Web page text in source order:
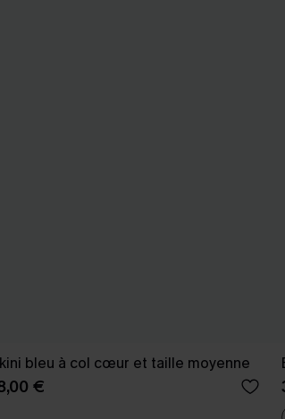
bleu à col cœur et taille moyenne
€